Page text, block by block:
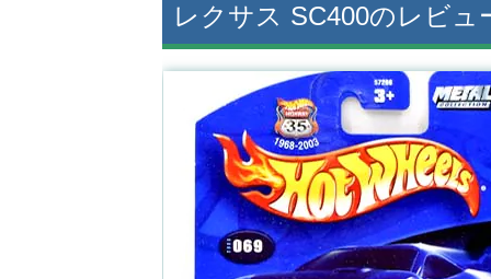
レクサス SC400のレビュ